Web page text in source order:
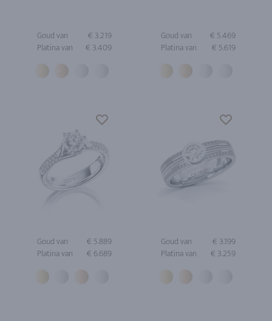
Goud van
€ 3.219
Platina van
€ 3.409
Goud van
€ 5.469
Platina van
€ 5.619
Goud van
€ 5.889
Platina van
€ 6.689
Goud van
€ 3.199
Platina van
€ 3.259